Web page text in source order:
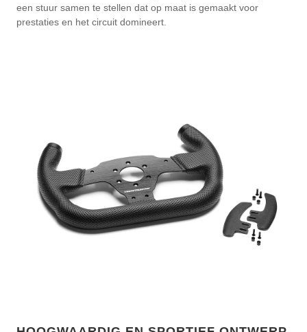
een stuur samen te stellen dat op maat is gemaakt voor
prestaties en het circuit domineert.